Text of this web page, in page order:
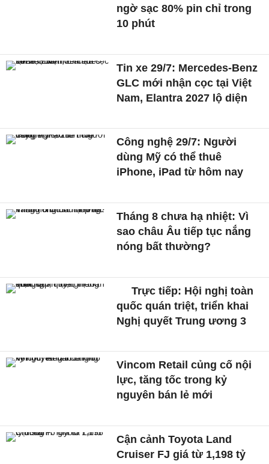
ngờ sạc 80% pin chỉ trong
10 phút
Tin xe 29/7: Mercedes-Benz
GLC mới nhận cọc tại Việt
Nam, Elantra 2027 lộ diện
Công nghệ 29/7: Người
dùng Mỹ có thể thuê
iPhone, iPad từ hôm nay
Tháng 8 chưa hạ nhiệt: Vì
sao châu Âu tiếp tục nắng
nóng bất thường?
Trực tiếp: Hội nghị toàn
quốc quán triệt, triển khai
Nghị quyết Trung ương 3
Vincom Retail củng cố nội
lực, tăng tốc trong kỷ
nguyên bán lẻ mới
Cận cảnh Toyota Land
Cruiser FJ giá từ 1,198 tỷ